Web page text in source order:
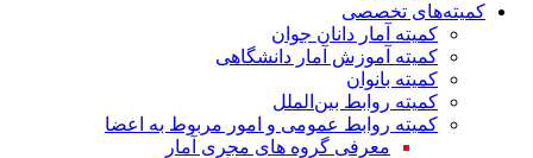
کمیته‌های تخصصی
کمیته آمار دانان جوان
کمیته آموزش آمار دانشگاهی
کمیته بانوان
کمیته روابط بین‌الملل
کمیته روابط عمومی و امور مربوط به اعضا
معرفی گروه های مجری آمار